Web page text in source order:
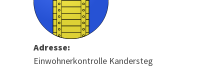
Adresse:
Einwohnerkontrolle Kandersteg